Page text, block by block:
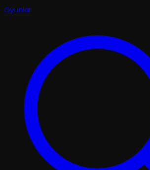
Oyunlar